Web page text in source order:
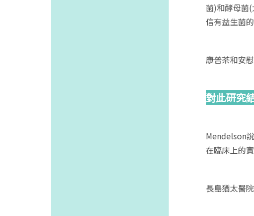
菌)和酵母菌
信有益生菌
康普茶和安
對此研究
Mendelson
在臨床上的
長島猶太醫